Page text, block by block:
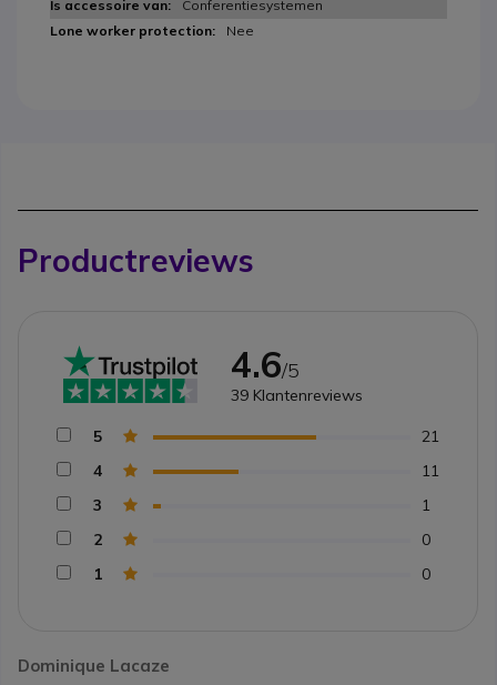
Conferentiesystemen
Nee
Productreviews
Dominique Lacaze
4.6/5
39 Klantenreviews
5
21
4
11
3
1
2
0
1
0